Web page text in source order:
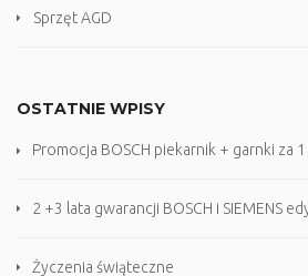
Sprzęt AGD
OSTATNIE WPISY
Promocja BOSCH piekarnik + garnki za
2 +3 lata gwarancji BOSCH i SIEMENS
Życzenia świąteczne